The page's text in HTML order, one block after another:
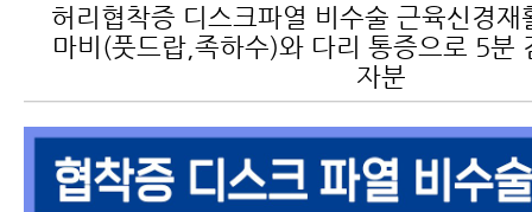
허리협착증 디스크파열 비수술 근육신경
마비(풋드랍,족하수)와 다리 통증으로 5분
자분